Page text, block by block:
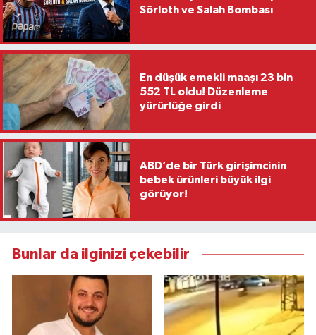
Sörloth ve Salah Bombası
En düşük emekli maaşı 23 bin
552 TL oldu! Düzenleme
yürürlüğe girdi
ABD’de bir Türk girişimcinin
bebek ürünleri büyük ilgi
görüyor!
Bunlar da ilginizi çekebilir